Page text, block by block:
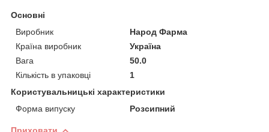
Основні
Виробник
Народ Фарма
Країна виробник
Україна
Вага
50.0
Кількість в упаковці
1
Користувальницькі характеристики
Форма випуску
Розсипний
Приховати